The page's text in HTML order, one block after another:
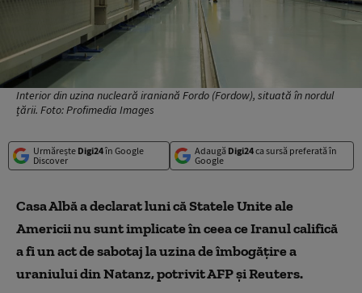
Interior din uzina nucleară iraniană Fordo (Fordow), situată în nordul
țării. Foto: Profimedia Images
Urmărește Digi24în Google
Discover
Adaugă Digi24ca sursă preferată în
Google
Casa Albă a declarat luni că Statele Unite ale
Americii nu sunt implicate în ceea ce Iranul califică
a fi un act de sabotaj la uzina de îmbogăţire a
uraniului din Natanz, potrivit AFP şi Reuters.